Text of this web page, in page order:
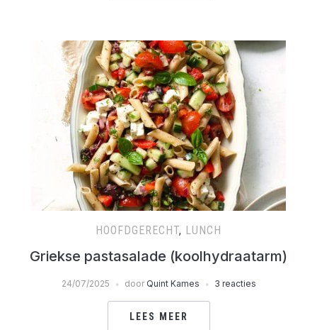
HOOFDGERECHT, LUNCH
Griekse pastasalade (koolhydraatarm)
24/07/2025 door Quint Kames 3 reacties
LEES MEER